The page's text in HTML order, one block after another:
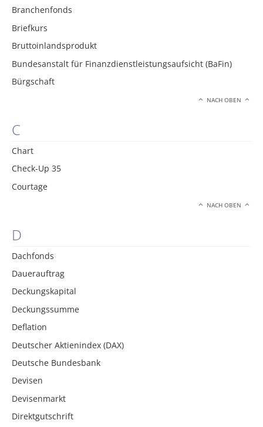
Branchenfonds
Briefkurs
Bruttoinlandsprodukt
Bundesanstalt für Finanzdienstleistungsaufsicht (BaFin)
Bürgschaft
NACH OBEN
C
Chart
Check-Up 35
Courtage
NACH OBEN
D
Dachfonds
Dauerauftrag
Deckungskapital
Deckungssumme
Deflation
Deutscher Aktienindex (DAX)
Deutsche Bundesbank
Devisen
Devisenmarkt
Direktgutschrift